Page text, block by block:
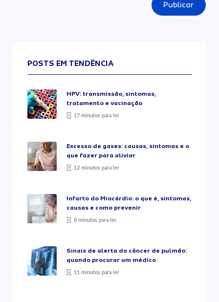
Publicar
POSTS EM TENDÊNCIA
HPV: transmissão, sintomas,
tratamento e vacinação
17 minutos para ler
Excesso de gases: causas, sintomas e o
que fazer para aliviar
12 minutos para ler
Infarto do Miocárdio: o que é, sintomas,
causas e como prevenir
8 minutos para ler
Sinais de alerta do câncer de pulmão:
quando procurar um médico
11 minutos para ler